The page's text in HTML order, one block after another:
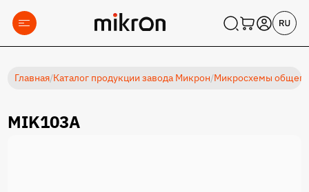
Главная/Каталог продукции завода Микрон/Микросхемы
MIK103A